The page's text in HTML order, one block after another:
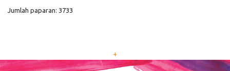
Jumlah paparan: 3733
+